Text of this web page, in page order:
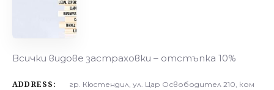
Всички видове застраховки – отстъпка 10%
ADDRESS:
гр. Кюстендил, ул. Цар Освободител 210, ком